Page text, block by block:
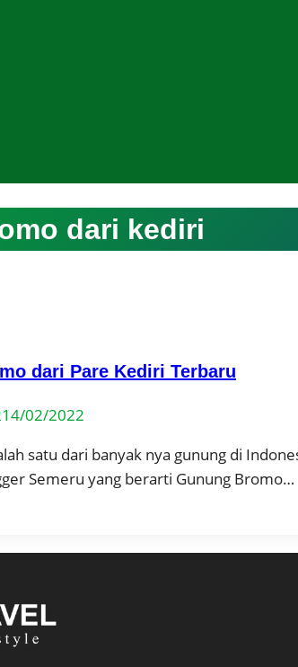
dari kediri
dari Pare Kediri Terbaru
14/02/2022
satu dari banyak nya gunung di
Semeru yang berarti Gunung Bromo…